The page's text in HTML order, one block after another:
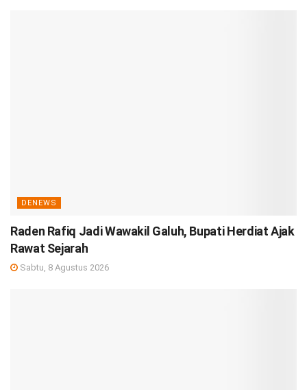
DENEWS
Raden Rafiq Jadi Wawakil Galuh, Bupati Herdiat Ajak
Rawat Sejarah
Sabtu, 8 Agustus 2026